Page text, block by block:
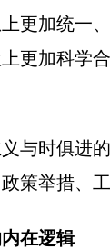
更加统一
更加科学
与时俱进
策举措、
在逻辑